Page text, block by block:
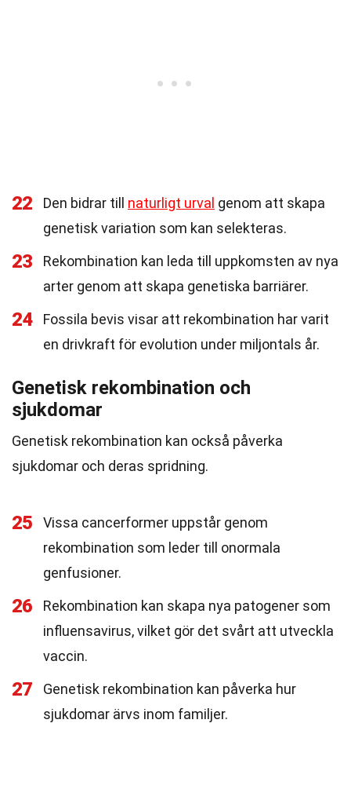
22 Den bidrar till naturligt urval genom att skapa
genetisk variation som kan selekteras.
23
Rekombination kan leda till uppkomsten av nya
arter genom att skapa genetiska barriärer.
24
Fossila bevis visar att rekombination har varit
en drivkraft för evolution under miljontals år.
Genetisk rekombination och
sjukdomar
Genetisk rekombination kan också påverka
sjukdomar och deras spridning.
25
Vissa cancerformer uppstår genom
rekombination som leder till onormala
genfusioner.
26
Rekombination kan skapa nya patogener som
influensavirus, vilket gör det svårt att utveckla
vaccin.
27
Genetisk rekombination kan påverka hur
sjukdomar ärvs inom familjer.